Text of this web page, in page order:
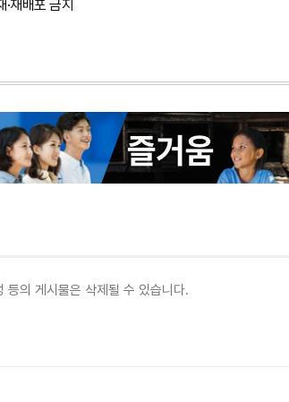
재배포 금지